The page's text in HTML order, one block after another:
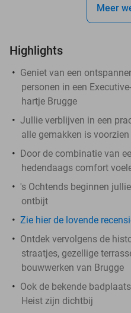
Meer
Highlights
Geniet van een
personen in een
hartje Brugge
Jullie verblijven in een
alle gemakken is voorzien
Door de combinatie van
hedendaags comfort
's Ochtends beginnen
ontbijt
Zie hier de lovende
Ontdek vervolgens de
straatjes, gezellige
bouwwerken van Brugge
Ook de bekende
Heist zijn dichtbij